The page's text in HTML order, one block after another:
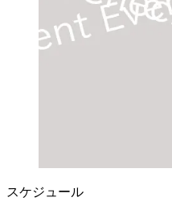
スケジュール